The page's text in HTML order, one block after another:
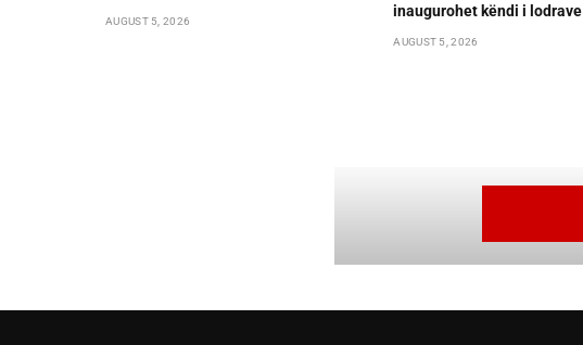
AUGUST 5, 2026
inaugurohet këndi i lodrave
AUGUST 5, 2026